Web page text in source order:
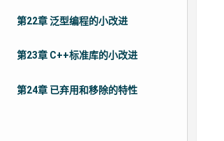
第22章 泛型编程的小改进
第23章 C++标准库的小改进
第24章 已弃用和移除的特性